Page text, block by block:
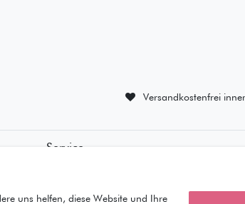
Versandkostenfrei
Service
• AGB
uns helfen, diese Website und Ihre